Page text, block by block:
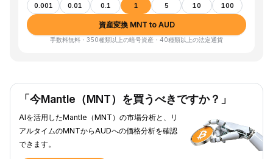
0.001 0.01 0.1 1 5 10 100
資産変換 MNT to AUD
手数料無料・350種類以上の暗号資産・40種類以上の法定通貨
「今Mantle（MNT）を買うべきですか？」
AIを活用したMantle（MNT）の市場分析と、リ
アルタイムのMNTからAUDへの価格分析を確認
できます。